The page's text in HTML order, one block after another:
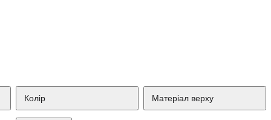
Колір Матеріал верху